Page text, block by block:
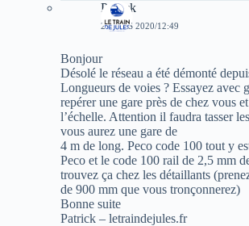
Patrick
2 MARS 2020/12:49
Bonjour
Désolé le réseau a été démonté
Longueurs de voies ? Essayez avec
repérer une gare près de chez vous
l’échelle. Attention il faudra tasser
vous aurez une gare de
4 m de long. Peco code 100 tout y
Peco et le code 100 rail de 2,5 mm
trouvez ça chez les détaillants
de 900 mm que vous tronçonnerez)
Bonne suite
Patrick – letraindejules.fr